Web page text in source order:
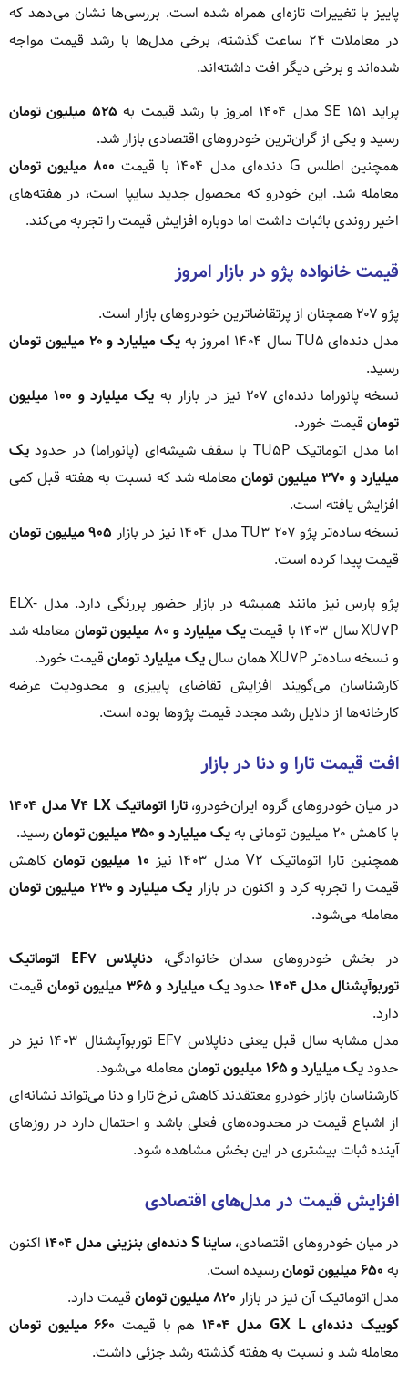
پاییز با تغییرات تازه‌ای همراه شده است. بررسی‌ها نشان می‌دهد که
در معاملات ۲۴ ساعت گذشته، برخی مدل‌ها با رشد قیمت مواجه
شده‌اند و برخی دیگر افت داشته‌اند.
پراید ۱۵۱ SE مدل ۱۴۰۴ امروز با رشد قیمت به
۵۲۵ میلیون تومان
رسید و یکی از گران‌ترین خودروهای اقتصادی بازار شد.
همچنین اطلس G دنده‌ای مدل ۱۴۰۴ با قیمت
۸۰۰ میلیون تومان
معامله شد. این خودرو که محصول جدید سایپا است، در هفته‌های
اخیر روندی باثبات داشت اما دوباره افزایش قیمت را تجربه می‌کند.
قیمت خانواده پژو در بازار امروز
پژو ۲۰۷ همچنان از پرتقاضاترین خودروهای بازار است.
مدل دنده‌ای TU۵ سال ۱۴۰۴ امروز به
یک میلیارد و ۲۰ میلیون تومان
رسید.
نسخه پانوراما دنده‌ای ۲۰۷ نیز در بازار به
یک میلیارد و ۱۰۰ میلیون
تومان قیمت خورد.
اما مدل اتوماتیک TU۵P با سقف شیشه‌ای (پانوراما) در حدود
یک
میلیارد و ۳۷۰ میلیون تومان
معامله شد که نسبت به هفته قبل کمی
افزایش یافته است.
نسخه ساده‌تر پژو ۲۰۷ TU۳ مدل ۱۴۰۴ نیز در بازار
۹۰۵ میلیون تومان
قیمت پیدا کرده است.
پژو پارس نیز مانند همیشه در بازار حضور پررنگی دارد. مدل ELX-
XU۷P سال ۱۴۰۳ با قیمت
یک میلیارد و ۸۰ میلیون تومان
معامله شد
و نسخه ساده‌تر XU۷P همان سال
یک میلیارد تومان قیمت خورد.
کارشناسان می‌گویند افزایش تقاضای پاییزی و محدودیت عرضه
کارخانه‌ها از دلایل رشد مجدد قیمت پژوها بوده است.
افت قیمت تارا و دنا در بازار
در میان خودروهای گروه ایران‌خودرو،تارا اتوماتیک V۴ LX مدل ۱۴۰۴
با کاهش ۲۰ میلیون تومانی به
یک میلیارد و ۳۵۰ میلیون تومان
رسید.
همچنین تارا اتوماتیک V۲ مدل ۱۴۰۳ نیز
۱۰ میلیون تومان
کاهش
قیمت را تجربه کرد و اکنون در بازار یک میلیارد و ۲۳۰ میلیون تومان
معامله می‌شود.
در بخش خودروهای سدان خانوادگی،
دناپلاس EF۷ اتوماتیک
توربوآپشنال مدل ۱۴۰۴
حدودیک میلیارد و ۳۶۵ میلیون تومان
قیمت
دارد.
مدل مشابه سال قبل یعنی دناپلاس EF۷ توربوآپشنال ۱۴۰۳ نیز در
حدودیک میلیارد و ۱۶۵ میلیون تومان
معامله می‌شود.
کارشناسان بازار خودرو معتقدند کاهش نرخ تارا و دنا می‌تواند نشانه‌ای
از اشباع قیمت در محدوده‌های فعلی باشد و احتمال دارد در روزهای
آینده ثبات بیشتری در این بخش مشاهده شود.
افزایش قیمت در مدل‌های اقتصادی
در میان خودروهای اقتصادی، ساینا S دنده‌ای بنزینی مدل ۱۴۰۴
اکنون
به ۶۵۰ میلیون تومان
رسیده است.
مدل اتوماتیک آن نیز در بازار ۸۲۰ میلیون تومان
قیمت دارد.
کوییک دنده‌ای GX L مدل ۱۴۰۴
هم با قیمت ۶۶۰ میلیون تومان
معامله شد و نسبت به هفته گذشته رشد جزئی داشت.